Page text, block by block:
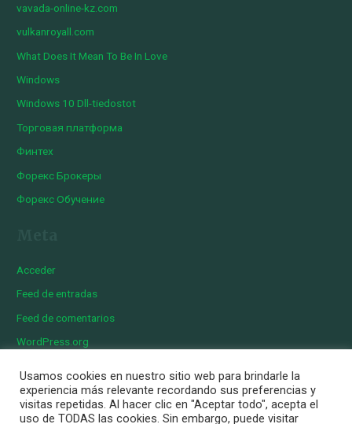
vavada-online-kz.com
vulkanroyall.com
What Does It Mean To Be In Love
Windows
Windows 10 Dll-tiedostot
Торговая платформа
Финтех
Форекс Брокеры
Форекс Обучение
Acceder
Feed de entradas
Feed de comentarios
WordPress.org
Copyright © 2026 Iberian Exotics | Diseñado por Momark
Usamos cookies en nuestro sitio web para brindarle la
experiencia más relevante recordando sus preferencias y
visitas repetidas. Al hacer clic en "Aceptar todo", acepta el
uso de TODAS las cookies. Sin embargo, puede visitar